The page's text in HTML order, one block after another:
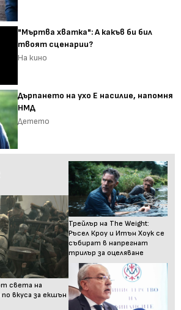
"Мъртва хватка": А какъв би бил
твоят сценарии?
На кино
Дърпането на ухо Е насилие, напомня
НМД
Детето
света на
вкуса за екшън
Трейлър на The Weight:
Ръсел Кроу и Итън Хоук се
събират в напрегнат
трилър за оцеляване